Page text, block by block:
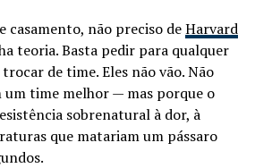
casamento, não preciso deHarvard
teoria. Basta pedir para qualquer
de time. Eles não vão. Não
um time melhor — mas porque o
sobrenatural à dor, à
que matariam um pássaro